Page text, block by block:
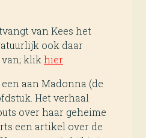
van Kees het
ook daar
van; klikhier
aan Madonna (de
Het verhaal
over haar geheime
een artikel over de